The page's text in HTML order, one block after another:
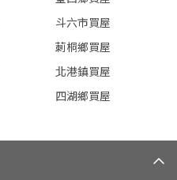
斗六市買屋
莿桐鄉買屋
北港鎮買屋
四湖鄉買屋